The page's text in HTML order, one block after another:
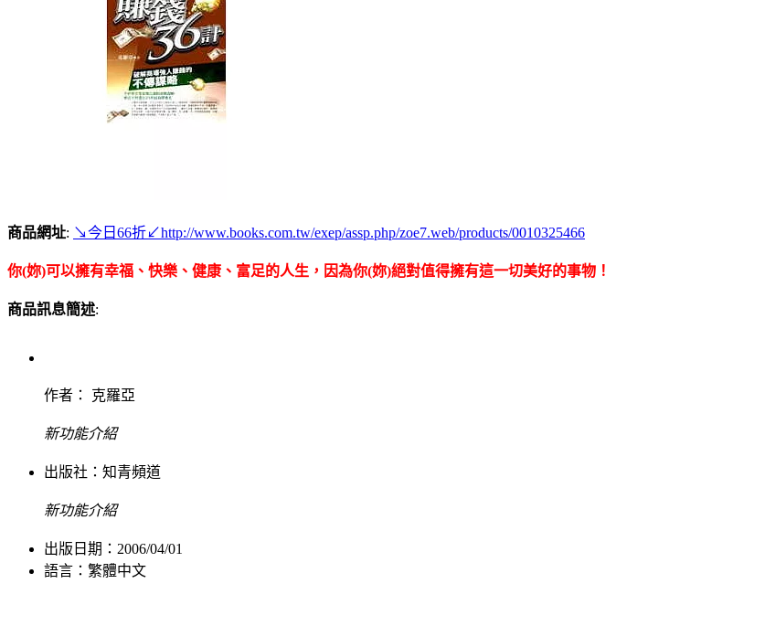
商品網址: ↘今日66折↙http://www.books.com.tw/exep/assp.php/zoe7.web/products/0010325466
你(妳)可以擁有幸福、快樂、健康、富足的人生，因為你(妳)絕對值得擁有這一切美好的事物！
商品訊息簡述:
作者： 克羅亞
新功能介紹
出版社： 知青頻道
新功能介紹
出版日期：2006/04/01
語言：繁體中文